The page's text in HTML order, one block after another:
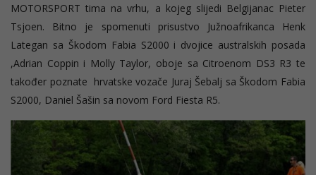
MOTORSPORT tima na vrhu, a kojeg slijedi Belgijanac Pieter
Tsjoen. Bitno je spomenuti prisustvo Južnoafrikanca Henk
Lategan sa Škodom Fabia S2000 i dvojice australskih posada
,Adrian Coppin i Molly Taylor, oboje sa Citroenom DS3 R3 te
također poznate hrvatske vozače Juraj Šebalj sa Škodom Fabia
S2000, Daniel Šašin sa novom Ford Fiesta R5.